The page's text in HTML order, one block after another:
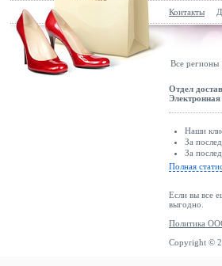
Контакты
Все регионы
Отдел
Электронная
Наши
За
За
Полная
Если вы все
выгодно.
Политика
Copyright ©